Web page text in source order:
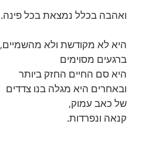
ואהבה בכלל נמצאת בכל פינה.
היא לא מקודשת ולא מהשמיים,
ברגעים מסוימים
היא סם החיים החזק ביותר
ובאחרים היא מגלה בנו צדדים
של כאב עמוק,
קנאה ונפרדות.